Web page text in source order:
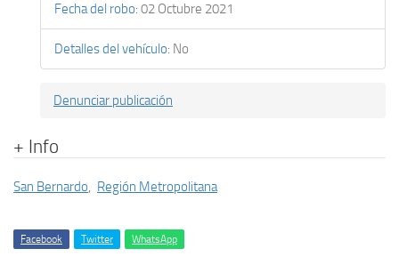
Fecha del robo: 02 Octubre 2021
Detalles del vehículo: No
Denunciar publicación
+ Info
San Bernardo, Región Metropolitana
Facebook Twitter WhatsApp